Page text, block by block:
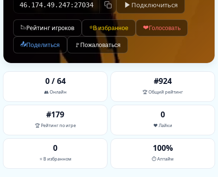
46.174.49.247:27034 Подключиться
📉Рейтинг игроков ⭐В избранное ❤️Голосовать
📤Поделиться 🚩 Пожаловаться
0 / 64
👥 Онлайн
#924
🏆 Общий рейтинг
#179
🏆 Рейтинг по игре
0
❤️ Лайки
0
⭐ В избранном
100%
⏱ Аптайм